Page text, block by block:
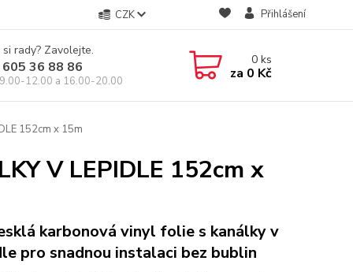
CZK Přihlášení
rady? Zavolejte.
36 88 86
12.00 a 16.00-20.00
0ks
za 0 Kč
152cm x 15m
V LEPIDLE 152cm x
karbonová vinyl folie s kanálky v
pro snadnou instalaci bez bublin